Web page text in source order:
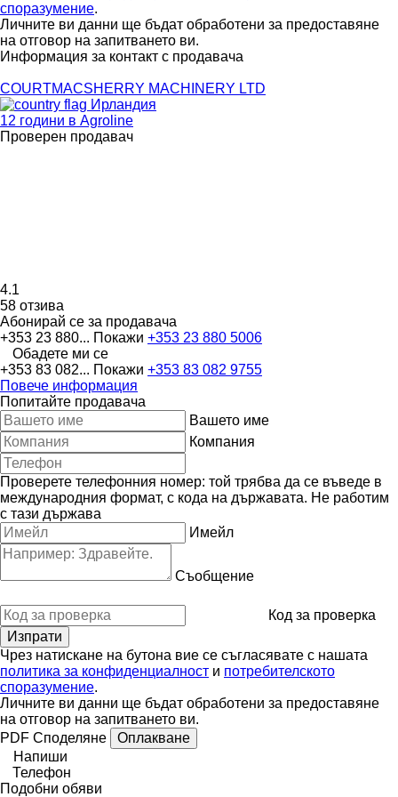
споразумение.
Личните ви данни ще бъдат обработени за предоставяне
на отговор на запитването ви.
Информация за контакт с продавача
COURTMACSHERRY MACHINERY LTD
Ирландия
12 години в Agroline
Проверен продавач
4.1
58 отзива
Абонирай се за продавача
+353 23 880... Покажи +353 23 880 5006
Обадете ми се
+353 83 082... Покажи +353 83 082 9755
Повече информация
Попитайте продавача
Вашето име
Компания
Проверете телефонния номер: той трябва да се въведе в
международния формат, с кода на държавата. Не работим
с тази държава
Имейл
Съобщение
Код за проверка
Чрез натискане на бутона вие се съгласявате с нашата
политика за конфиденциалност и потребителското
споразумение.
Личните ви данни ще бъдат обработени за предоставяне
на отговор на запитването ви.
PDF Споделяне
Оплакване
Напиши
Телефон
Подобни обяви